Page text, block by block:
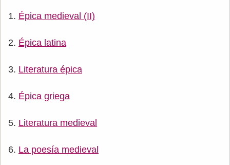
Épica medieval (II)
Épica latina
Literatura épica
Épica griega
Literatura medieval
La poesía medieval